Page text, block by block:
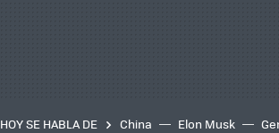
HOY SE HABLA DE China Elon Musk